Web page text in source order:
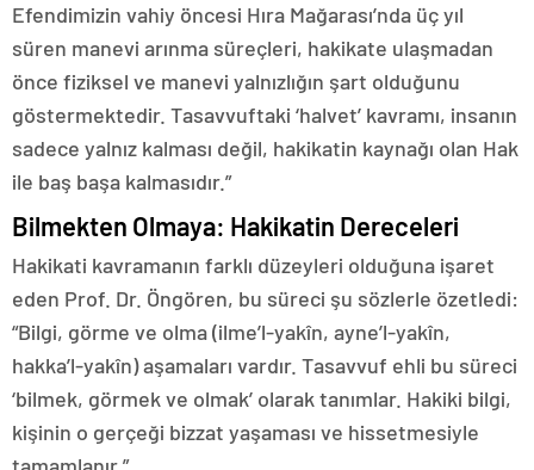
Efendimizin vahiy öncesi Hıra Mağarası’nda üç yıl
süren manevi arınma süreçleri, hakikate ulaşmadan
önce fiziksel ve manevi yalnızlığın şart olduğunu
göstermektedir. Tasavvuftaki ‘halvet’ kavramı, insanın
sadece yalnız kalması değil, hakikatin kaynağı olan Hak
ile baş başa kalmasıdır.”
Bilmekten Olmaya: Hakikatin Dereceleri
Hakikati kavramanın farklı düzeyleri olduğuna işaret
eden Prof. Dr. Öngören, bu süreci şu sözlerle özetledi:
“Bilgi, görme ve olma (ilme’l-yakîn, ayne’l-yakîn,
hakka’l-yakîn) aşamaları vardır. Tasavvuf ehli bu süreci
‘bilmek, görmek ve olmak’ olarak tanımlar. Hakiki bilgi,
kişinin o gerçeği bizzat yaşaması ve hissetmesiyle